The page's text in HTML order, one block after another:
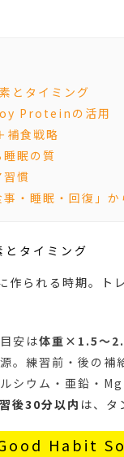
とタイミング
Proteinの活用
補食戦略
眠の質
慣
・睡眠・回復」か
タイミング
作られる時期。ト
安は体重×1.5〜
。練習前・後の補
シウム・亜鉛・
後30分以内 は、タ
Habit